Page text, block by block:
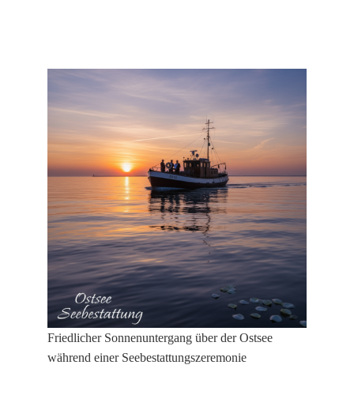
Friedlicher Sonnenuntergang über der Ostsee
während einer Seebestattungszeremonie